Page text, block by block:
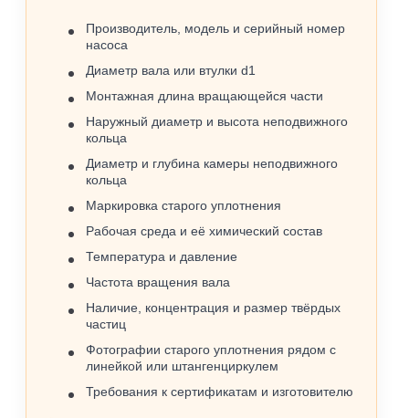
Производитель, модель и серийный номер
насоса
Диаметр вала или втулки d1
Монтажная длина вращающейся части
Наружный диаметр и высота неподвижного
кольца
Диаметр и глубина камеры неподвижного
кольца
Маркировка старого уплотнения
Рабочая среда и её химический состав
Температура и давление
Частота вращения вала
Наличие, концентрация и размер твёрдых
частиц
Фотографии старого уплотнения рядом с
линейкой или штангенциркулем
Требования к сертификатам и изготовителю